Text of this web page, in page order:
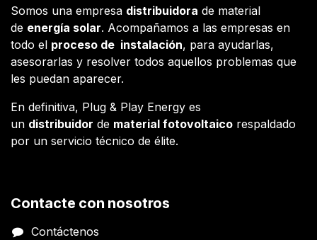
Somos una empresa distribuidora de material
de energía solar. Acompañamos a las empresas en
todo el proceso de instalación, para ayudarlas,
asesorarlas y resolver todos aquellos problemas que
les puedan aparecer.
En definitiva, Plug & Play Energy es
un distribuidor de material fotovoltaico respaldado
por un servicio técnico de élite.
Contacte con nosotros
Contáctenos